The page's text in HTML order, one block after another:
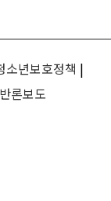
소년보호정책 |
론보도